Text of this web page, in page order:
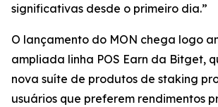
significativas desde o primeiro dia.”
O lançamento do MON chega logo
ampliada linha POS Earn da Bitget,
nova suíte de produtos de staking
usuários que preferem rendimentos